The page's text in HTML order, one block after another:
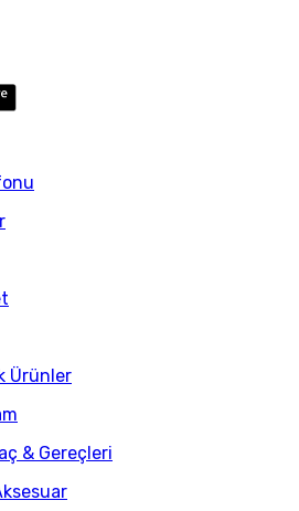
Ürünler
& Gereçleri